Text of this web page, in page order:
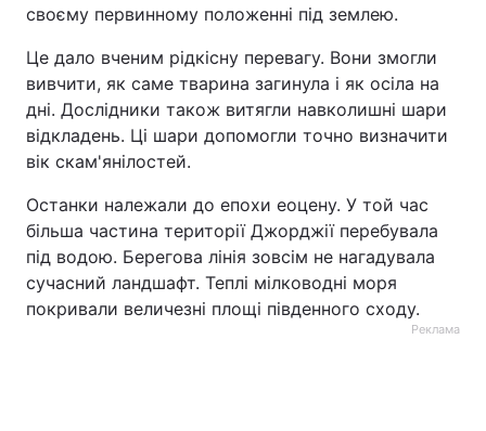
своєму первинному положенні під землею.
Це дало вченим рідкісну перевагу. Вони змогли
вивчити, як саме тварина загинула і як осіла на
дні. Дослідники також витягли навколишні шари
відкладень. Ці шари допомогли точно визначити
вік скам'янілостей.
Останки належали до епохи еоцену. У той час
більша частина території Джорджії перебувала
під водою. Берегова лінія зовсім не нагадувала
сучасний ландшафт. Теплі мілководні моря
покривали величезні площі південного сходу.
Реклама